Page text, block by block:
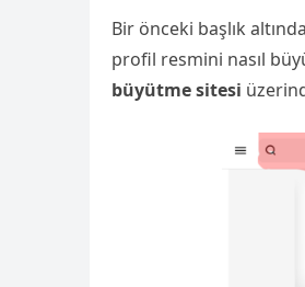
Bir önceki başlık
profil resmini nasıl
büyütme sitesi